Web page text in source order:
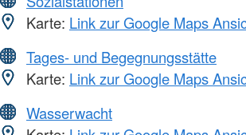
Karte: Link zur Google Maps
Tages- und Begegnungsstätte
Karte: Link zur Google Maps
Wasserwacht